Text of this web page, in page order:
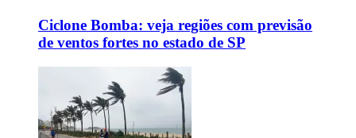
Ciclone Bomba: veja regiões com previsão
de ventos fortes no estado de SP